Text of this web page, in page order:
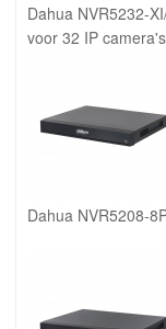
Dahua NVR5232-
voor 32 IP camera's
Dahua NVR5208-